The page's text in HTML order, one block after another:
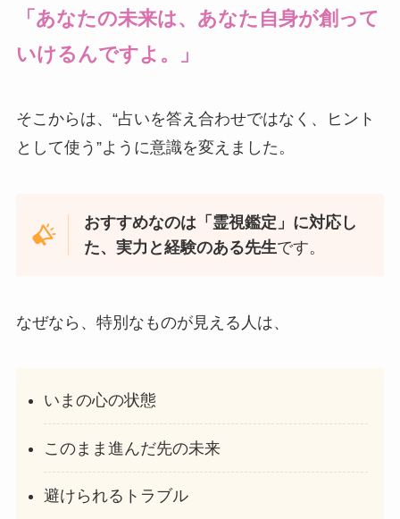
「あなたの未来は、あなた自身が創って
いけるんですよ。」
そこからは、“占いを答え合わせではなく、ヒント
として使う”ように意識を変えました。
おすすめなのは「霊視鑑定」に対応し
た、実力と経験のある先生です。
なぜなら、特別なものが見える人は、
いまの心の状態
このまま進んだ先の未来
避けられるトラブル